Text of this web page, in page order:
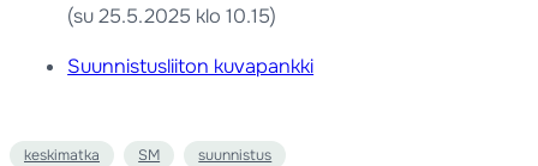
(su 25.5.2025 klo 10.15)
Suunnistusliiton kuvapankki
keskimatka SM suunnistus